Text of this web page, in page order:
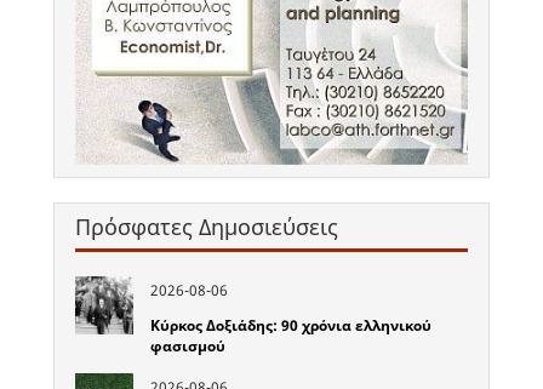
Πρόσφατες Δημοσιεύσεις
2026-08-06
Κύρκος Δοξιάδης: 90 χρόνια ελληνικού
φασισμού